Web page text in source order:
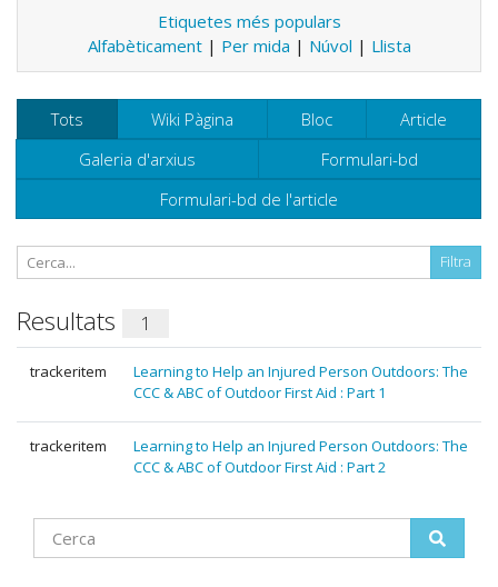
Etiquetes més populars
Alfabèticament| Per mida | Núvol | Llista
Tots Wiki Pàgina Bloc
Article
Galeria d'arxius
Formulari-bd
Formulari-bd de l'article
Resultats 1
trackeritem
Learning to Help an Injured Person Outdoors: The
CCC & ABC of Outdoor First Aid : Part 1
trackeritem
Learning to Help an Injured Person Outdoors: The
CCC & ABC of Outdoor First Aid : Part 2
Find